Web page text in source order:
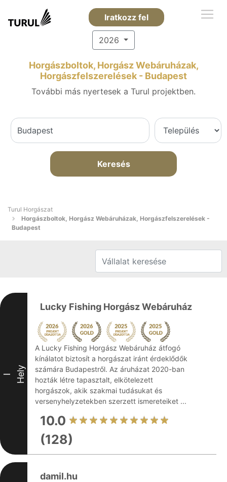
Iratkozz fel
2026
Horgászboltok, Horgász Webáruházak,
Horgászfelszerelések - Budapest
További más nyertesek a Turul projektben.
Keresés
Turul Horgászat
Horgászboltok, Horgász Webáruházak, Horgászfelszerelések -
Budapest
I Hely
Lucky Fishing Horgász Webáruház
A Lucky Fishing Horgász Webáruház átfogó
kínálatot biztosít a horgászat iránt érdeklődők
számára Budapestről. Az áruházat 2020-ban
hozták létre tapasztalt, elkötelezett
horgászok, akik szakmai tudásukat és
versenyhelyzetekben szerzett ismereteiket ...
10.0
(128)
damil.hu